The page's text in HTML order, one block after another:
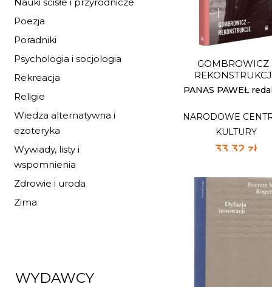
Poezja
Poradniki
Psychologia i socjologia
Rekreacja
Religie
Wiedza alternatywna i
ezoteryka
Wywiady, listy i
wspomnienia
Zdrowie i uroda
Zima
WYDAWCY
KULTURY
44,20 zł
65,00 złnajniższa
Dostępnych: 4
Ilość:
DO
GOMBROWICZ
PANAS PAWEŁ
NARODOWE
KULTURY
33,32 zł
GOMBROWICZ -
REKONSTRUKCJE